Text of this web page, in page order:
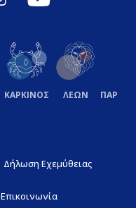
ΚΑΡΚΙΝΟΣ ΛΕΩΝ
Δήλωση Εχεμύθειας
Επικοινωνία